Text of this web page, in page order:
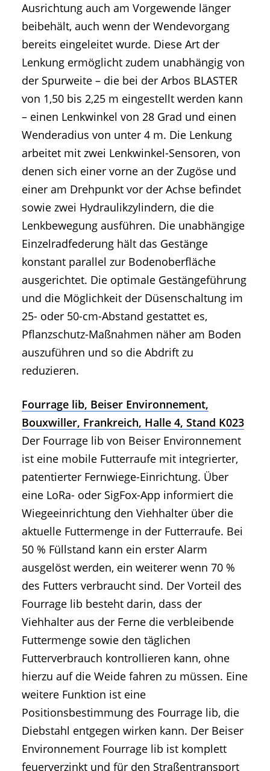
Ausrichtung auch am Vorgewende länger
beibehält, auch wenn der Wendevorgang
bereits eingeleitet wurde. Diese Art der
Lenkung ermöglicht zudem unabhängig von
der Spurweite – die bei der Arbos BLASTER
von 1,50 bis 2,25 m eingestellt werden kann
– einen Lenkwinkel von 28 Grad und einen
Wenderadius von unter 4 m. Die Lenkung
arbeitet mit zwei Lenkwinkel-Sensoren, von
denen sich einer vorne an der Zugöse und
einer am Drehpunkt vor der Achse befindet
sowie zwei Hydraulikzylindern, die die
Lenkbewegung ausführen. Die unabhängige
Einzelradfederung hält das Gestänge
konstant parallel zur Bodenoberfläche
ausgerichtet. Die optimale Gestängeführung
und die Möglichkeit der Düsenschaltung im
25- oder 50-cm-Abstand gestattet es,
Pflanzschutz-Maßnahmen näher am Boden
auszuführen und so die Abdrift zu
reduzieren.
Fourrage lib, Beiser Environnement,
Bouxwiller, Frankreich, Halle 4, Stand K023
Der Fourrage lib von Beiser Environnement
ist eine mobile Futterraufe mit integrierter,
patentierter Fernwiege-Einrichtung. Über
eine LoRa- oder SigFox-App informiert die
Wiegeeinrichtung den Viehhalter über die
aktuelle Futtermenge in der Futterraufe. Bei
50 % Füllstand kann ein erster Alarm
ausgelöst werden, ein weiterer wenn 70 %
des Futters verbraucht sind. Der Vorteil des
Fourrage lib besteht darin, dass der
Viehhalter aus der Ferne die verbleibende
Futtermenge sowie den täglichen
Futterverbrauch kontrollieren kann, ohne
hierzu auf die Weide fahren zu müssen. Eine
weitere Funktion ist eine
Positionsbestimmung des Fourrage lib, die
Diebstahl entgegen wirken kann. Der Beiser
Environnement Fourrage lib ist komplett
feuerverzinkt und für den Straßentransport